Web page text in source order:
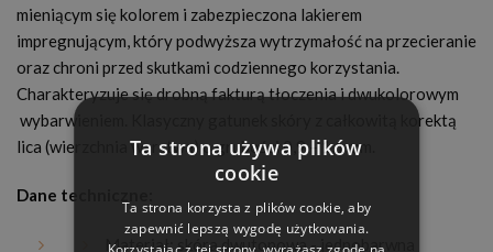
mieniącym się kolorem i zabezpieczona lakierem
impregnującym, który podwyższa wytrzymałość na przecieranie
oraz chroni przed skutkami codziennego korzystania.
Charakteryzuje się drobną fakturą tłoczenia i dwukolorowym
wybarwieniem. Klasyczny gatunek skóry z całkowitą korektą
lica (wierzchnia warstwa) o grubości 0,9 – 1,1 mm.
Dane techniczne:
Materiał: skóra dwutonowa - jednobarwna
Ta strona używa plików
cookie
Ta strona korzysta z plików cookie, aby
zapewnić lepszą wygodę użytkowania.